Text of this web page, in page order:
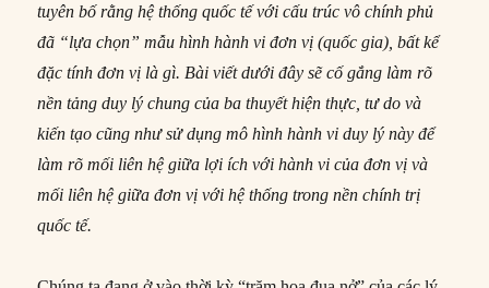
tuyên bố rằng hệ thống quốc tế với cấu trúc vô chính phủ
đã “lựa chọn” mẫu hình hành vi đơn vị (quốc gia), bất kể
đặc tính đơn vị là gì. Bài viết dưới đây sẽ cố gắng làm rõ
nền tảng duy lý chung của ba thuyết hiện thực, tư do và
kiến tạo cũng như sử dụng mô hình hành vi duy lý này để
làm rõ mối liên hệ giữa lợi ích với hành vi của đơn vị và
mối liên hệ giữa đơn vị với hệ thống trong nền chính trị
quốc tế.